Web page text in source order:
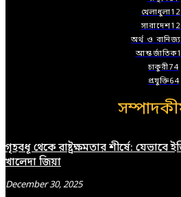
খেলাধুলা
সারাদেশ
অর্থ ও বানিজ্য
আন্তর্জাতিক
চাকুরী74
প্রযুক্তি64
গৃহবধূ থেকে রাষ্ট্রক্ষমতার শীর্ষে: যেভাবে
খালেদা জিয়া
December 30, 2025